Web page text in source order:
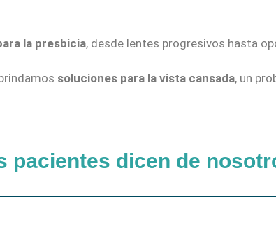
la presbicia, desde lentes progresivos hasta
soluciones para la vista cansada, un
pacientes dicen de